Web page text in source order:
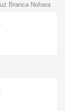
Branca Nohara